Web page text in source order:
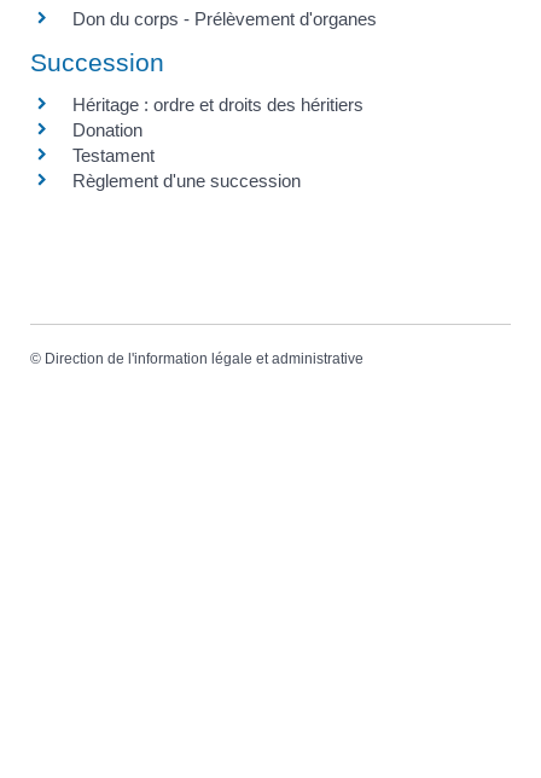
Don du corps - Prélèvement d'organes
Succession
Héritage : ordre et droits des héritiers
Donation
Testament
Règlement d'une succession
© Direction de l'information légale et administrative